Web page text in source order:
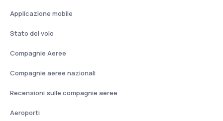
Applicazione mobile
Stato del volo
Compagnie Aeree
Compagnie aeree nazionali
Recensioni sulle compagnie aeree
Aeroporti